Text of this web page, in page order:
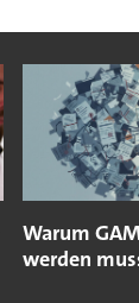
Warum
werden